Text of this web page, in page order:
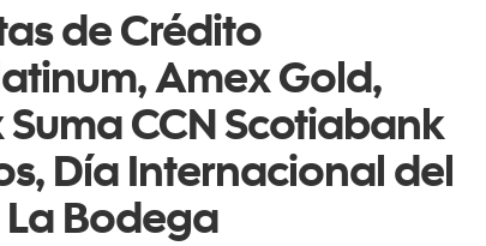
de Crédito
Amex Gold,
CCN Scotiabank
Día Internacional del
La Bodega